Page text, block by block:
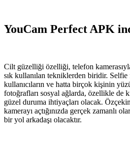
YouCam Perfect APK
Cilt güzelliği özelliği, telefon
sık kullanılan tekniklerden biridir.
kullanıcıların ve hatta birçok kişinin
fotoğrafları sosyal ağlarda, özellikle de
güzel duruma ihtiyaçları olacak.
kamerayı açtığınızda gerçek zamanlı
bir yol arkadaşı olacaktır.